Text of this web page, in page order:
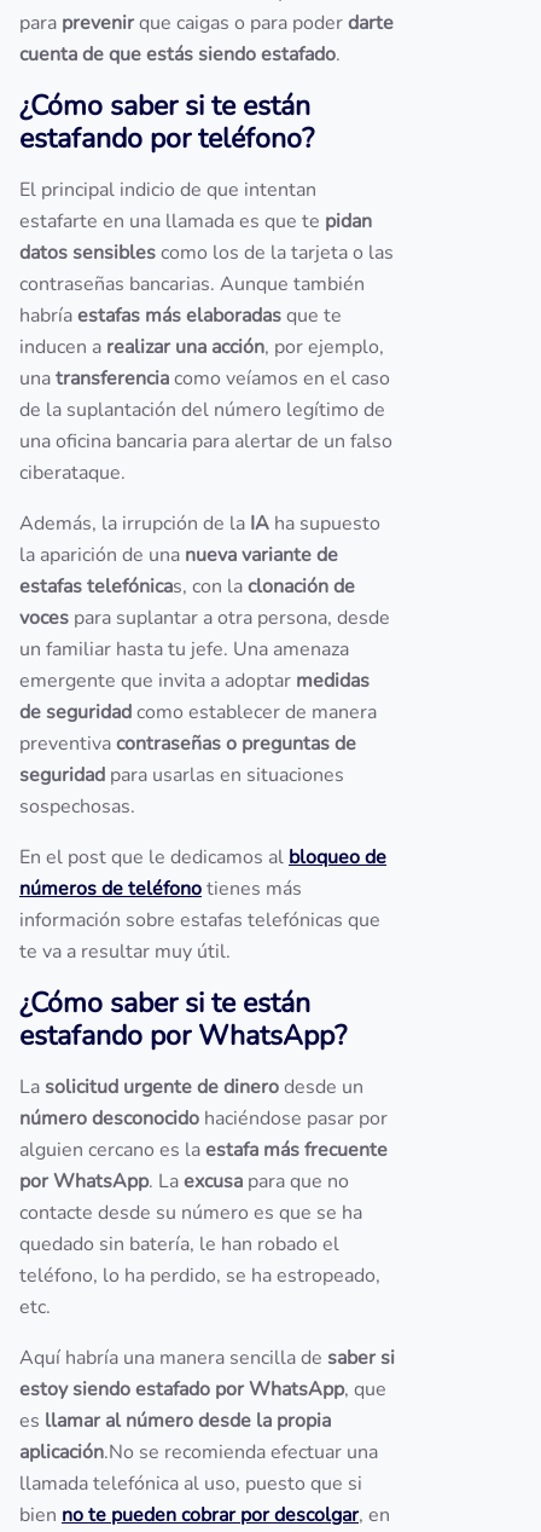
para prevenirque caigas o para poderdarte
cuenta de que estás siendo estafado.
¿Cómo saber si te están
estafando por teléfono?
El principal indicio de que intentan
estafarte en una llamada es que te pidan
datos sensiblescomo los de la tarjeta o las
contraseñas bancarias. Aunque también
habríaestafas más elaboradasque te
inducen a realizar una acción, por ejemplo,
unatransferenciacomo veíamos en el caso
de la suplantación del número legítimo de
una oficina bancaria para alertar de un falso
ciberataque.
Además, la irrupción de la IA ha supuesto
la aparición de una nueva variante de
estafas telefónicas, con laclonación de
voces para suplantar a otra persona, desde
un familiar hasta tu jefe. Una amenaza
emergente que invita a adoptar medidas
de seguridadcomo establecer de manera
preventivacontraseñas o preguntas de
seguridad para usarlas en situaciones
sospechosas.
En el post que le dedicamos al bloqueo de
números de teléfonotienes más
información sobre estafas telefónicas que
te va a resultar muy útil.
¿Cómo saber si te están
estafando por WhatsApp?
Lasolicitud urgente de dinerodesde un
número desconocido haciéndose pasar por
alguien cercano es laestafa más frecuente
por WhatsApp. Laexcusa para que no
contacte desde su número es que se ha
quedado sin batería, le han robado el
teléfono, lo ha perdido, se ha estropeado,
etc.
Aquí habría una manera sencilla de saber si
estoy siendo estafado por WhatsApp, que
es llamar al número desde la propia
aplicación.No se recomienda efectuar una
llamada telefónica al uso, puesto que si
bien no te pueden cobrar por descolgar, en